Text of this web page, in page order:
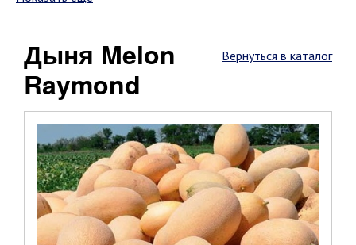
Вернуться в каталог
Дыня Melon
Raymond